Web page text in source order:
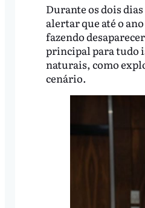
Durante os dois
alertar que até o
fazendo
principal para tudo
naturais, como
cenário.